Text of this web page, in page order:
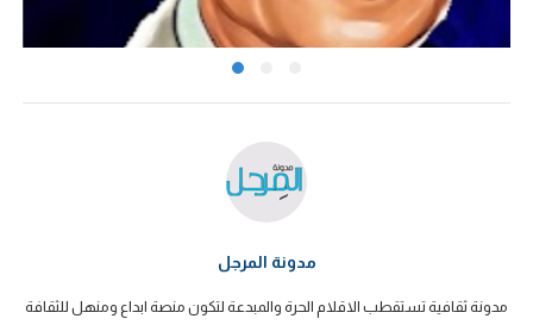
مدونة المرجل
مدونة ثقافية تستقطب الاقلام الحرة والمبدعة لتكون منصة ابداع ومنهل للثقافة